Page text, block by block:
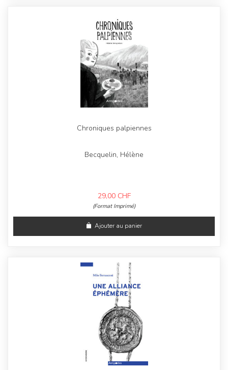
Chroniques palpiennes
Becquelin, Hélène
29,00 CHF
(Format Imprimé)
Ajouter au panier